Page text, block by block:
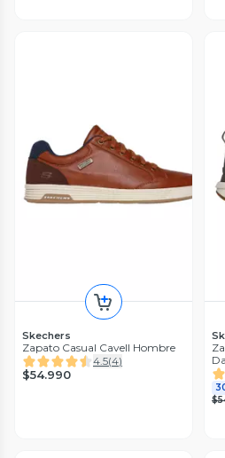
Skechers
Zapato Casual Cavell Hombre
4.5(4)
$54.990